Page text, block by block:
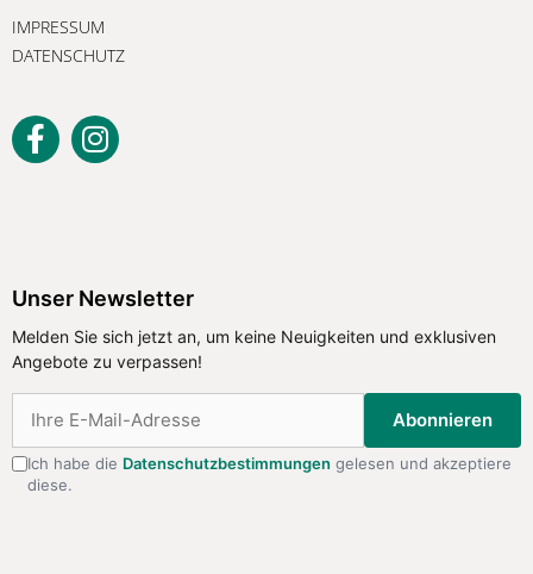
IMPRESSUM
DATENSCHUTZ
Unser Newsletter
Melden Sie sich jetzt an, um keine Neuigkeiten und exklusiven
Angebote zu verpassen!
Abonnieren
Ich habe die Datenschutzbestimmungen gelesen und akzeptiere
diese.
zu verpassen!
Abonnieren